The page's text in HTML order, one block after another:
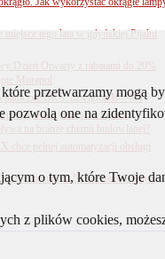
miejsce tego lata w gdyńskiej Pijalni
Dzień Otwarty z rabatami do 20%
Murapol
BKS: dźwignia B-7404
presją. Jak sytuacja w rejonie
na branżę chemii budowlanej?
chce pełnej automatyzacji obsługi
technologii. Nowe baterie Kay i
przetwarzamy mogą
one na
o tym, które Twoje
z plików cookies,